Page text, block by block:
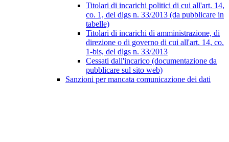
Titolari di incarichi politici di cui all'art. 14,
co. 1, del dlgs n. 33/2013 (da pubblicare in
tabelle)
Titolari di incarichi di amministrazione, di
direzione o di governo di cui all'art. 14, co.
1-bis, del dlgs n. 33/2013
Cessati dall'incarico (documentazione da
pubblicare sul sito web)
Sanzioni per mancata comunicazione dei dati